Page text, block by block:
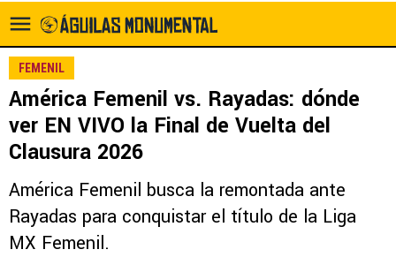
FEMENIL
América Femenil vs. Rayadas: dónde
ver EN VIVO la Final de Vuelta del
Clausura 2026
América Femenil busca la remontada ante
Rayadas para conquistar el título de la Liga
MX Femenil.